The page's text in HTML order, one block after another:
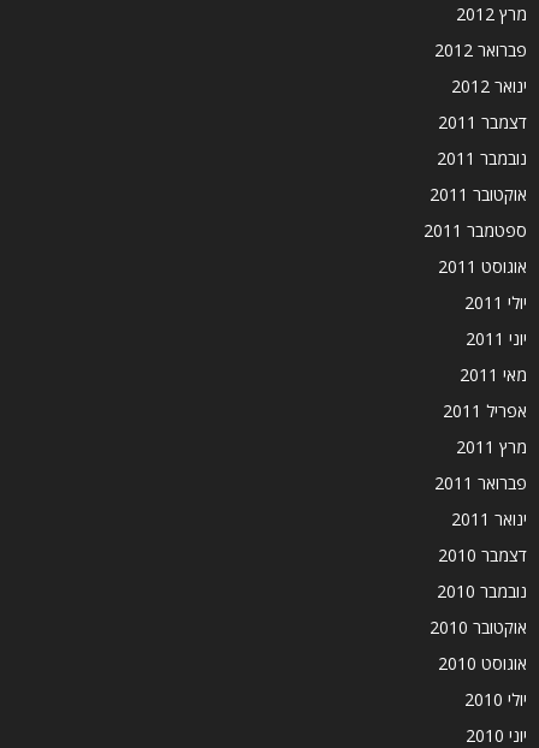
מרץ 2012
פברואר 2012
ינואר 2012
דצמבר 2011
נובמבר 2011
אוקטובר 2011
ספטמבר 2011
אוגוסט 2011
יולי 2011
יוני 2011
מאי 2011
אפריל 2011
מרץ 2011
פברואר 2011
ינואר 2011
דצמבר 2010
נובמבר 2010
אוקטובר 2010
אוגוסט 2010
יולי 2010
יוני 2010